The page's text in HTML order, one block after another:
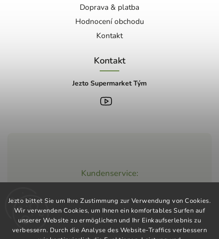
Jezto bittet Sie um Ihre Zustimmung zur Verwendung von Cookies.
Wir verwenden Cookies, um Ihnen ein komfortables Surfen auf
unserer Website zu ermöglichen und Ihr Einkaufserlebnis zu
verbessern. Durch die Analyse des Website-Traffics verbessern
Kundenservice:
info@jeztomarket.cz
Doprava & platba
Hodnocení obchodu
Kontakt
Kontakt
Jezto Supermarket Tým